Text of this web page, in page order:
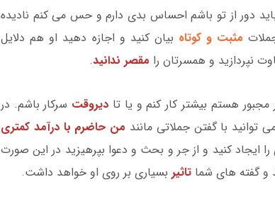
دور از تو باشم احساس بدی دارم و حس می کنم نادیده
مثبت و کوتاه بیان کنید و اجازه دهید او هم دلایل
نپردازید و همسرتان را مقصر ندانید.
هستم بیشتر کار کنم و یا تا دیروقت سرکار باشم. در
با گفتن جملاتی مانند من حاضرم با درآمد کمتری
ایجاد کنید و از جر و بحث و دعوا بپرهیزید در این صورت
گفته های شما تاثیر بسیاری بر روی او خواهد داشت.